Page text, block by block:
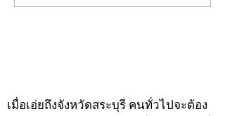
พระ"ประจำพุธที่ 29
เมื่อเอ่ยถึงจังหวัดสระบุรี คนทั่วไปจะต้อง